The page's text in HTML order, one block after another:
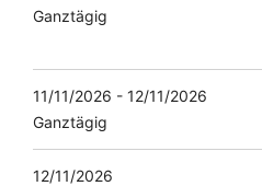
Ganztägig
11/11/2026 - 12/11/2026
Ganztägig
12/11/2026